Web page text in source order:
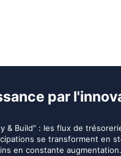
par
& Build" : les flux de
se transforment en
en constante augmentation.